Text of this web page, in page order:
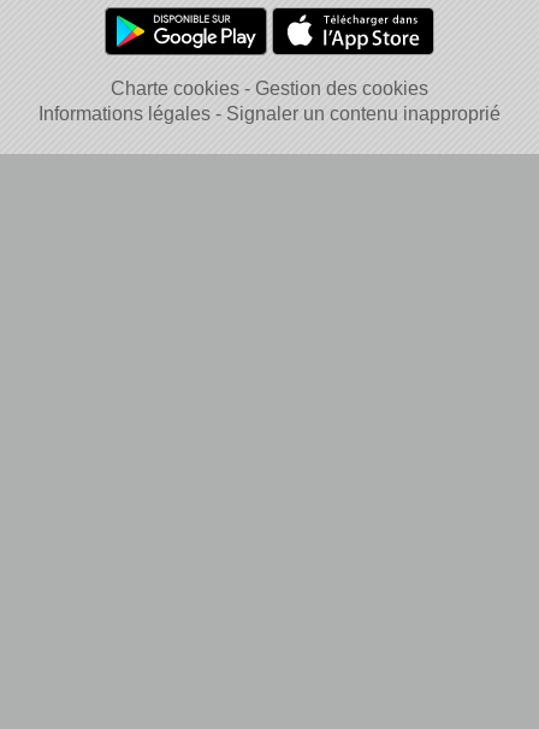
Charte cookies
Gestion des cookies
Informations légales
Signaler un contenu inapproprié